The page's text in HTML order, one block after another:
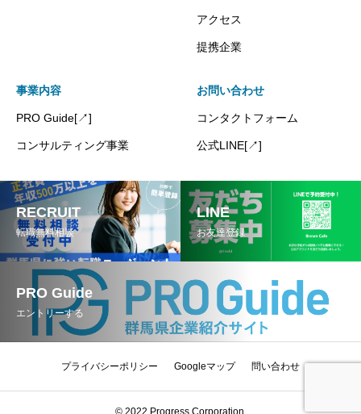
アクセス
提携企業
事業内容
PRO Guide[↗]
コンサルティング事業
お問い合わせ
コンタクトフォーム
公式LINE[↗]
RECRUIT
転職無料相談
LINE
お友達登録
PRO Guide
エントリーする
プライバシーポリシー Googleマップ 問い合わせ
© 2022 Progress Corporation.